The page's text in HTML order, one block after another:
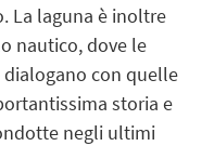
La laguna è inoltre
nautico, dove le
con quelle
storia e
negli ultimi